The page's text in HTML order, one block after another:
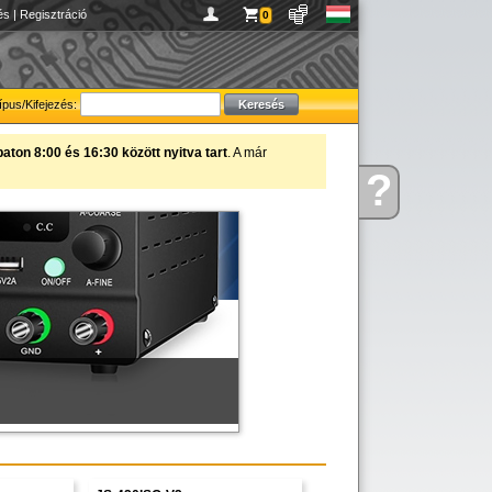
Kérdése?
| Regisztráció 0
Kifejezés:
8:00 és 16:30 között nyitva tart. A már
ajánljuk!